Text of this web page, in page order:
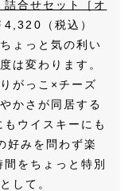
合せセット［オ
4,320（税込）
ょっと気の利い
は変わります。
がっこ×チーズ
かさが同居する
ウイスキーにも
好みを問わず楽
をちょっと特別
して。